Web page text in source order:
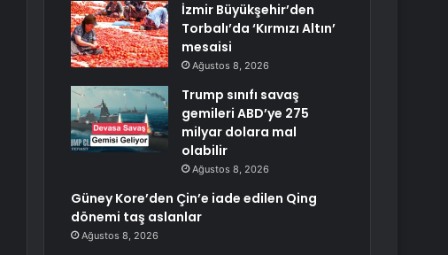
İzmir Büyükşehir’den
Torbalı’da ‘Kırmızı Altın’
mesaisi
Ağustos 8, 2026
Trump sınıfı savaş
gemileri ABD’ye 275
milyar dolara mal
olabilir
Ağustos 8, 2026
Güney Kore’den Çin’e iade edilen Qing
dönemi taş aslanlar
Ağustos 8, 2026